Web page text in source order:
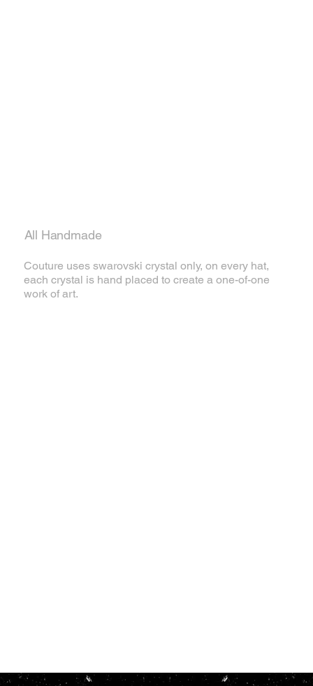
All Handmade
Couture uses swarovski crystal only, on every hat,
each crystal is hand placed to create a one-of-one
work of art.